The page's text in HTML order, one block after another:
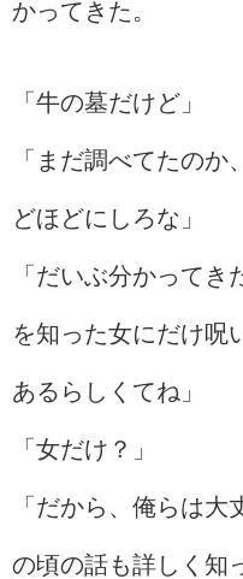
かってきた。
「牛の墓だけど」
「まだ調べてたの
どほどにしろな」
「だいぶ分かって
を知った女にだけ
あるらしくてね」
「女だけ？」
「だから、俺らは
の頃の話も詳しく知